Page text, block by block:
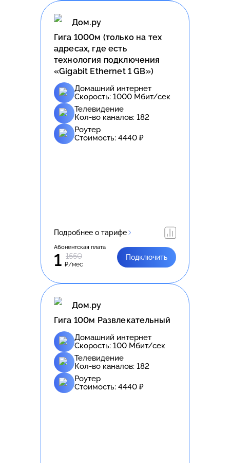
Дом.ру
Гига 1000м (только на тех
адресах, где есть
технология подключения
«Gigabit Ethernet 1 GB»)
Домашний интернет
Скорость: 1000 Мбит/сек
Телевидение
Кол-во каналов: 182
Роутер
Стоимость: 4440 ₽
Подробнее о тарифе
Абонентская плата
1 1550
₽/мес
Подключить
Дом.ру
Гига 100м Развлекательный
Домашний интернет
Скорость: 100 Мбит/сек
Телевидение
Кол-во каналов: 182
Роутер
Стоимость: 4440 ₽